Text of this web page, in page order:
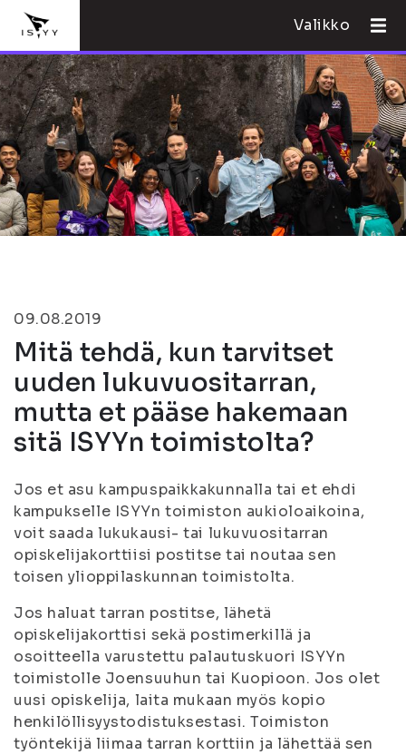
Valikko
09.08.2019
Mitä tehdä, kun tarvitset
uuden lukuvuositarran,
mutta et pääse hakemaan
sitä ISYYn toimistolta?
Jos et asu kampuspaikkakunnalla tai et ehdi
kampukselle ISYYn toimiston aukioloaikoina,
voit saada lukukausi- tai lukuvuositarran
opiskelijakorttiisi postitse tai noutaa sen
toisen ylioppilaskunnan toimistolta.
Jos haluat tarran postitse, lähetä
opiskelijakorttisi sekä postimerkillä ja
osoitteella varustettu palautuskuori ISYYn
toimistolle Joensuuhun tai Kuopioon. Jos olet
uusi opiskelija, laita mukaan myös kopio
henkilöllisyystodistuksestasi. Toimiston
työntekijä liimaa tarran korttiin ja lähettää sen